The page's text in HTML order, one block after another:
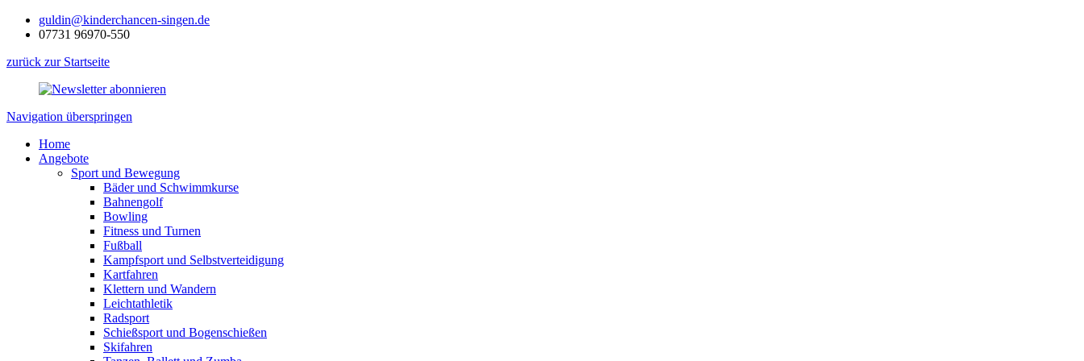
guldin@kinderchancen-singen.de
07731 96970-550
zurück zur Startseite
Navigation überspringen
Home
Angebote
Sport und Bewegung
Bäder und Schwimmkurse
Bahnengolf
Bowling
Fitness und Turnen
Fußball
Kampfsport und Selbstverteidigung
Kartfahren
Klettern und Wandern
Leichtathletik
Radsport
Schießsport und Bogenschießen
Skifahren